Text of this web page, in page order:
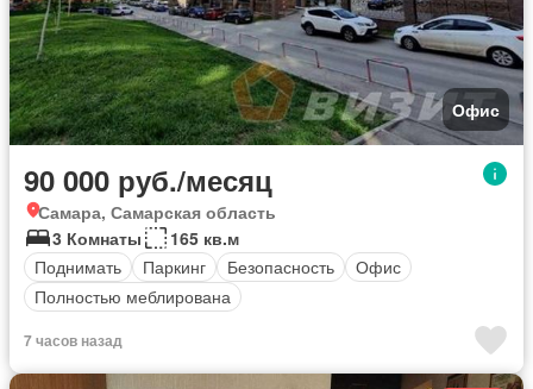
Офис
90 000 руб./месяц
Самара, Самарская область
3 Комнаты
165 кв.м
Поднимать
Паркинг Безопасность
Офис
Полностью меблирована
7 часов назад